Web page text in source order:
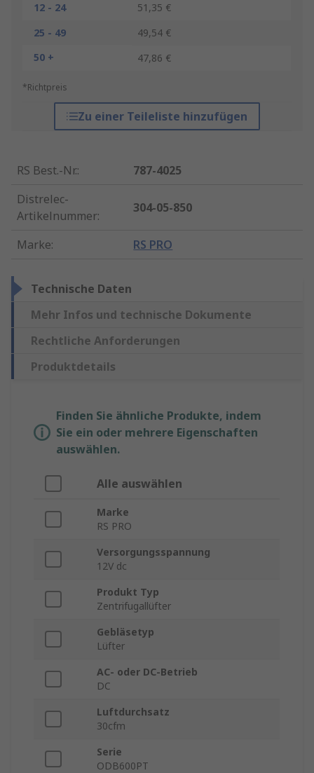
12 - 24
51,35 €
25 - 49
49,54 €
50 +
47,86 €
*Richtpreis
Zu einer Teileliste hinzufügen
RS Best.-Nr.:
787-4025
Distrelec-
Artikelnummer:
304-05-850
Marke: RS PRO
Technische Daten
Mehr Infos und technische Dokumente
Rechtliche Anforderungen
Produktdetails
Finden Sie ähnliche Produkte, indem
Sie ein oder mehrere Eigenschaften
auswählen.
Alle auswählen
Marke
RS PRO
Versorgungsspannung
12V dc
Produkt Typ
Zentrifugallüfter
Gebläsetyp
Lüfter
AC- oder DC-Betrieb
DC
Luftdurchsatz
30cfm
Serie
ODB600PT